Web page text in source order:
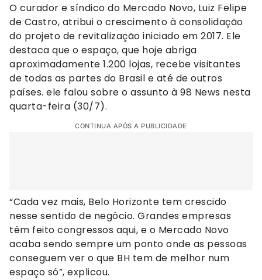
O curador e síndico do Mercado Novo, Luiz Felipe
de Castro, atribui o crescimento à consolidação
do projeto de revitalização iniciado em 2017. Ele
destaca que o espaço, que hoje abriga
aproximadamente 1.200 lojas, recebe visitantes
de todas as partes do Brasil e até de outros
países. ele falou sobre o assunto à 98 News nesta
quarta-feira (30/7).
CONTINUA APÓS A PUBLICIDADE
“Cada vez mais, Belo Horizonte tem crescido
nesse sentido de negócio. Grandes empresas
têm feito congressos aqui, e o Mercado Novo
acaba sendo sempre um ponto onde as pessoas
conseguem ver o que BH tem de melhor num
espaço só”, explicou.